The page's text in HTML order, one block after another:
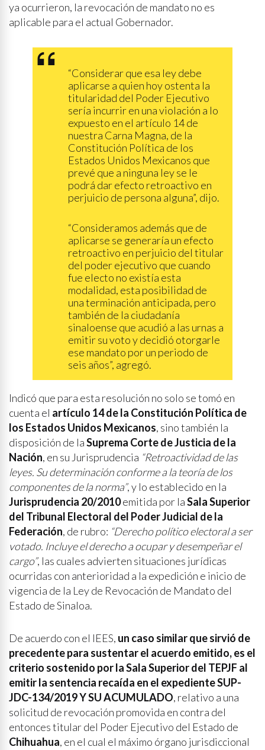
ya ocurrieron, la revocación de mandato no es
aplicable para el actual Gobernador.
“Considerar que esa ley debe
aplicarse a quien hoy ostenta la
titularidad del Poder Ejecutivo
sería incurrir en una violación a lo
expuesto en el artículo 14 de
nuestra Carna Magna, de la
Constitución Política de los
Estados Unidos Mexicanos que
prevé que a ninguna ley se le
podrá dar efecto retroactivo en
perjuicio de persona alguna”, dijo.
“Consideramos además que de
aplicarse se generaría un efecto
retroactivo en perjuicio del titular
del poder ejecutivo que cuando
fue electo no existía esta
modalidad, esta posibilidad de
una terminación anticipada, pero
también de la ciudadanía
sinaloense que acudió a las urnas a
emitir su voto y decidió otorgarle
ese mandato por un periodo de
seis años”, agregó.
Indicó que para esta resolución no solo se tomó en
cuenta el artículo 14 de la Constitución Política de
los Estados Unidos Mexicanos, sino también la
disposición de laSuprema Corte de Justicia de la
Nación, en su Jurisprudencia “Retroactividad de las
leyes. Su determinación conforme a la teoría de los
componentes de la norma”, y lo establecido en la
Jurisprudencia 20/2010emitida por laSala Superior
del Tribunal Electoral del Poder Judicial de la
Federación, de rubro: “Derecho político electoral a ser
votado. Incluye el derecho a ocupar y desempeñar el
cargo”, las cuales advierten situaciones jurídicas
ocurridas con anterioridad a la expedición e inicio de
vigencia de la Ley de Revocación de Mandato del
Estado de Sinaloa.
De acuerdo con el IEES, un caso similar que sirvió de
precedente para sustentar el acuerdo emitido, es el
criterio sostenido por la Sala Superior del TEPJF al
emitir la sentencia recaída en el expediente SUP-
JDC-134/2019 Y SU ACUMULADO, relativo a una
solicitud de revocación promovida en contra del
entonces titular del Poder Ejecutivo del Estado de
Chihuahua, en el cual el máximo órgano jurisdiccional